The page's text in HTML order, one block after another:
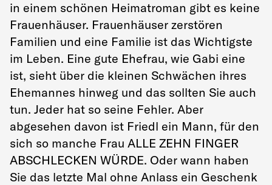
in einem schönen Heimatroman gibt es keine
Frauenhäuser. Frauenhäuser zerstören
Familien und eine Familie ist das Wichtigste
im Leben. Eine gute Ehefrau, wie Gabi eine
ist, sieht über die kleinen Schwächen ihres
Ehemannes hinweg und das sollten Sie auch
tun. Jeder hat so seine Fehler. Aber
abgesehen davon ist Friedl ein Mann, für den
sich so manche Frau ALLE ZEHN FINGER
ABSCHLECKEN WÜRDE. Oder wann haben
Sie das letzte Mal ohne Anlass ein Geschenk